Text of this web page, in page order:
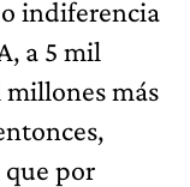
indiferencia
a 5 mil
más
que por